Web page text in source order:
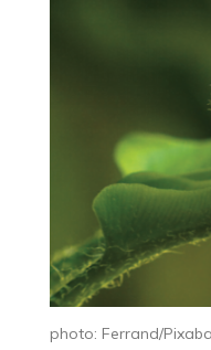
photo: Ferrand/